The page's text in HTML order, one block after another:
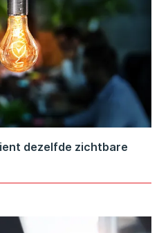
dezelfde zichtbare